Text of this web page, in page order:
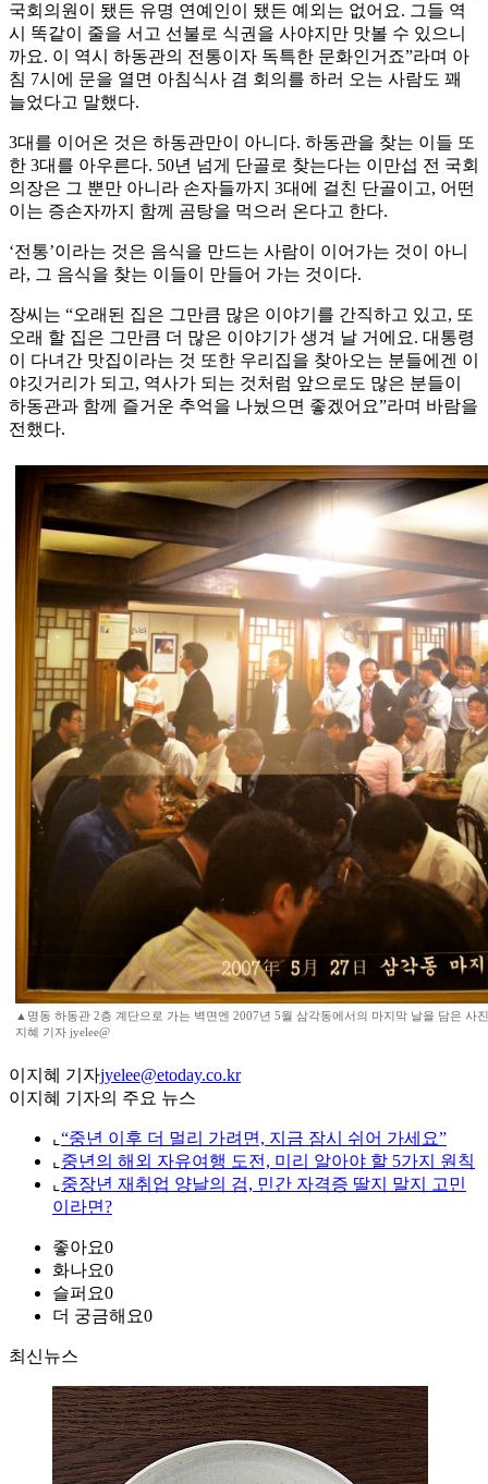
국회의원이 됐든 유명 연예인이 됐든 예외는 없어요. 그들 역
시 똑같이 줄을 서고 선불로 식권을 사야지만 맛볼 수 있으니
까요. 이 역시 하동관의 전통이자 독특한 문화인거죠”라며 아
침 7시에 문을 열면 아침식사 겸 회의를 하러 오는 사람도 꽤
늘었다고 말했다.
3대를 이어온 것은 하동관만이 아니다. 하동관을 찾는 이들 또
한 3대를 아우른다. 50년 넘게 단골로 찾는다는 이만섭 전 국회
의장은 그 뿐만 아니라 손자들까지 3대에 걸친 단골이고, 어떤
이는 증손자까지 함께 곰탕을 먹으러 온다고 한다.
‘전통’이라는 것은 음식을 만드는 사람이 이어가는 것이 아니
라, 그 음식을 찾는 이들이 만들어 가는 것이다.
장씨는 “오래된 집은 그만큼 많은 이야기를 간직하고 있고, 또
오래 할 집은 그만큼 더 많은 이야기가 생겨 날 거에요. 대통령
이 다녀간 맛집이라는 것 또한 우리집을 찾아오는 분들에겐 이
야깃거리가 되고, 역사가 되는 것처럼 앞으로도 많은 분들이
하동관과 함께 즐거운 추억을 나눴으면 좋겠어요”라며 바람을
전했다.
▲명동 하동관 2층 계단으로 가는 벽면엔 2007년 5월 삼각동에서의 마지막 날을 담은 사
지혜 기자 jyelee@
이지혜 기자jyelee@etoday.co.kr
이지혜 기자의 주요 뉴스
⌞ “중년 이후 더 멀리 가려면, 지금 잠시 쉬어 가세요”
⌞ 중년의 해외 자유여행 도전, 미리 알아야 할 5가지 원칙
⌞ 중장년 재취업 양날의 검, 민간 자격증 딸지 말지 고민
이라면?
좋아요0
화나요0
슬퍼요0
더 궁금해요0
최신뉴스